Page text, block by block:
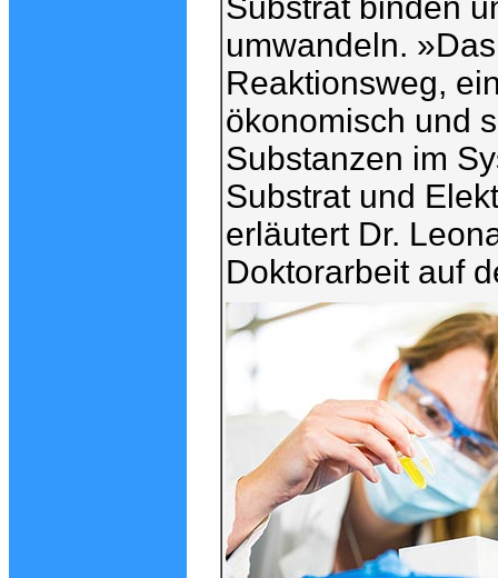
umwandeln.
Reaktionsweg,
ökonomisch und
Substanzen im
Substrat und
erläutert Dr.
Doktorarbeit auf